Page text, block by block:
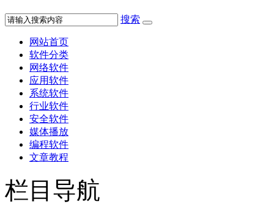
搜索
网站首页
软件分类
网络软件
应用软件
系统软件
行业软件
安全软件
媒体播放
编程软件
文章教程
栏目导航